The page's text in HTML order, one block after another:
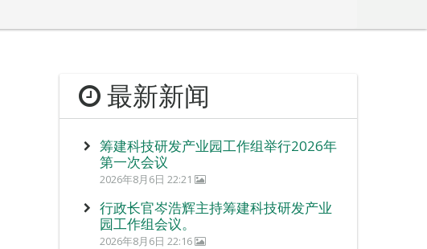
最新新闻
筹建科技研发产业园工作组举行2026年
第一次会议
2026年8月6日 22:21
行政长官岑浩辉主持筹建科技研发产业
园工作组会议。
2026年8月6日 22:16